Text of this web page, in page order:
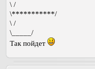
\ /
\***********/
\ /
\_____/
Так пойдет